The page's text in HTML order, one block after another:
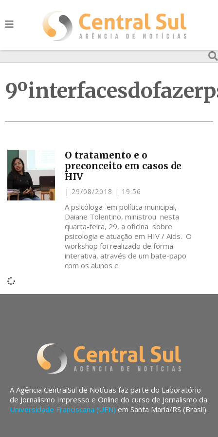
O tratamento e o
preconceito em casos de
HIV
29/08/2018 19:56
A psicóloga em política municipal,
Daiane Tolentino, ministrou nesta
quarta-feira, 29, a oficina sobre
psicologia e atuação em HIV / Aids. O
workshop foi realizado de forma
interativa, através de um bate-papo
com os alunos e
A Agência CentralSul de Notícias faz parte do Laboratório
de Jornalismo Impresso e Online do curso de Jornalismo da
Universidade Franciscana (UFN) em Santa Maria/RS (Brasil).